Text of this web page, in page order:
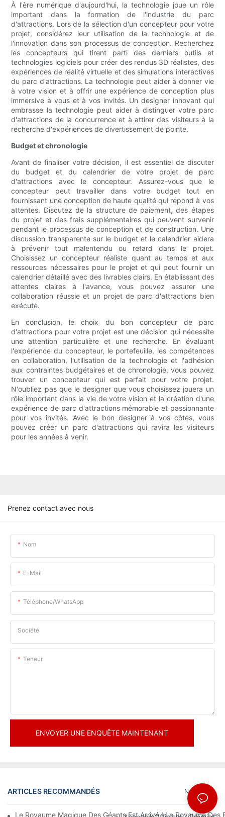
À l'ère numérique d'aujourd'hui, la technologie joue un rôle
important dans la formation de l'industrie du parc
d'attractions. Lors de la sélection d'un concepteur pour votre
projet, considérez leur utilisation de la technologie et de
l'innovation dans son processus de conception. Recherchez
les concepteurs qui tirent parti des derniers outils et
technologies logiciels pour créer des rendus 3D réalistes, des
expériences de réalité virtuelle et des simulations interactives
du parc d'attractions. La technologie peut aider à donner vie
à votre vision et à offrir une expérience de conception plus
immersive à vous et à vos invités. Un designer innovant qui
embrasse la technologie peut aider à distinguer votre parc
d'attractions de la concurrence et à attirer des visiteurs à la
recherche d'expériences de divertissement de pointe.
Budget et chronologie
Avant de finaliser votre décision, il est essentiel de discuter
du budget et du calendrier de votre projet de parc
d'attractions avec le concepteur. Assurez-vous que le
concepteur peut travailler dans votre budget tout en
fournissant une conception de haute qualité qui répond à vos
attentes. Discutez de la structure de paiement, des étapes
du projet et des frais supplémentaires qui peuvent survenir
pendant le processus de conception et de construction. Une
discussion transparente sur le budget et le calendrier aidera
à prévenir tout malentendu ou retard dans le projet.
Choisissez un concepteur réaliste quant au temps et aux
ressources nécessaires pour le projet et qui peut fournir un
calendrier détaillé avec des livrables clairs. En établissant des
attentes claires à l'avance, vous pouvez assurer une
collaboration réussie et un projet de parc d'attractions bien
exécuté.
En conclusion, le choix du bon concepteur de parc
d'attractions pour votre projet est une décision qui nécessite
une attention particulière et une recherche. En évaluant
l'expérience du concepteur, le portefeuille, les compétences
en collaboration, l'utilisation de la technologie et l'adhésion
aux contraintes budgétaires et de chronologie, vous pouvez
trouver un concepteur qui est parfait pour votre projet.
N'oubliez pas que le designer que vous choisissez jouera un
rôle important dans la vie de votre vision et la création d'une
expérience de parc d'attractions mémorable et passionnante
pour vos invités. Avec le bon designer à vos côtés, vous
pouvez créer un parc d'attractions qui ravira les visiteurs
pour les années à venir.
Prenez contact avec nous
Nom
E-Mail
Téléphone/WhatsApp
Société
Teneur
ENVOYER UNE ENQUÊTE MAINTENANT
ARTICLES RECOMMANDÉS Nouvelles
Le Royaume Magique Des Géants Est Arrivé ! Le Royaume